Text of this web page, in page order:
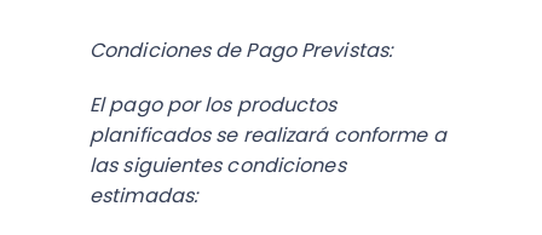
Condiciones de Pago Previstas:
El pago por los productos
planificados se realizará conforme a
las siguientes condiciones
estimadas: